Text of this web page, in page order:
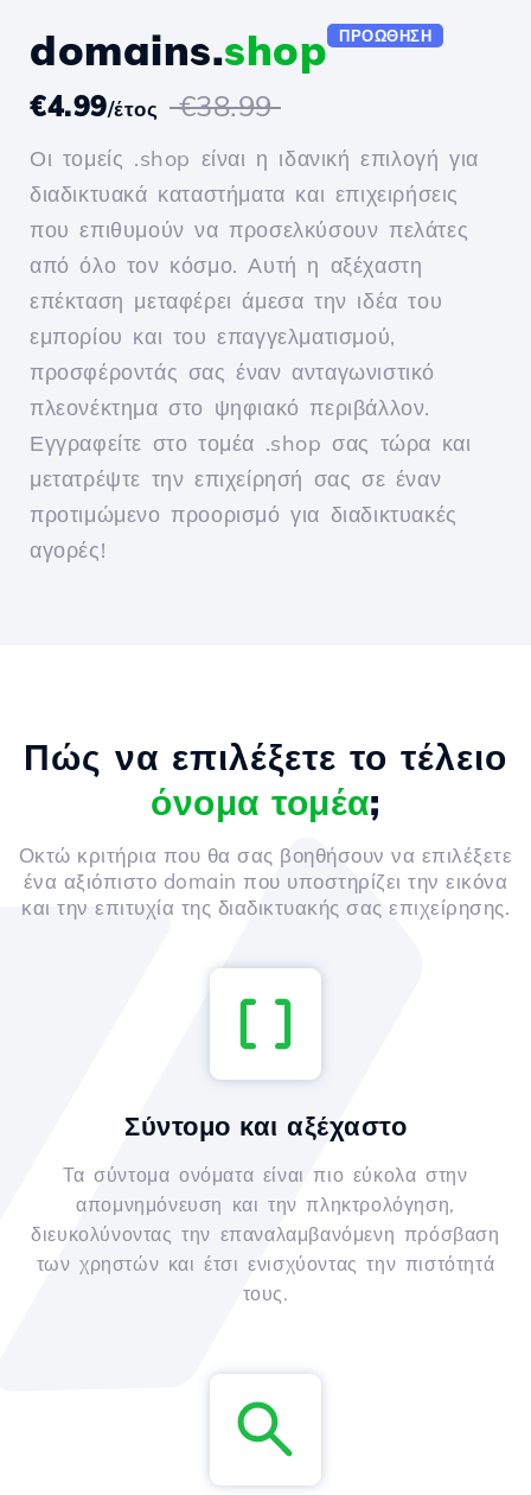
domains.shop ΠΡΟΏΘΗΣΗ
€4.99/έτος €38.99
Οι τομείς .shop είναι η ιδανική επιλογή για
διαδικτυακά καταστήματα και επιχειρήσεις
που επιθυμούν να προσελκύσουν πελάτες
από όλο τον κόσμο. Αυτή η αξέχαστη
επέκταση μεταφέρει άμεσα την ιδέα του
εμπορίου και του επαγγελματισμού,
προσφέροντάς σας έναν ανταγωνιστικό
πλεονέκτημα στο ψηφιακό περιβάλλον.
Εγγραφείτε στο τομέα .shop σας τώρα και
μετατρέψτε την επιχείρησή σας σε έναν
προτιμώμενο προορισμό για διαδικτυακές
αγορές!
Πώς να επιλέξετε το τέλειο
όνομα τομέα;
Οκτώ κριτήρια που θα σας βοηθήσουν να επιλέξετε
ένα αξιόπιστο domain που υποστηρίζει την εικόνα
και την επιτυχία της διαδικτυακής σας επιχείρησης.
Σύντομο και αξέχαστο
Τα σύντομα ονόματα είναι πιο εύκολα στην
απομνημόνευση και την πληκτρολόγηση,
διευκολύνοντας την επαναλαμβανόμενη πρόσβαση
των χρηστών και έτσι ενισχύοντας την πιστότητά
τους.